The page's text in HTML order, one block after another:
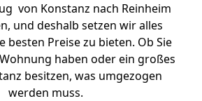
von Konstanz nach Reinheim
und deshalb setzen wir alles
besten Preise zu bieten. Ob Sie
haben oder ein großes
besitzen, was umgezogen
werden muss.